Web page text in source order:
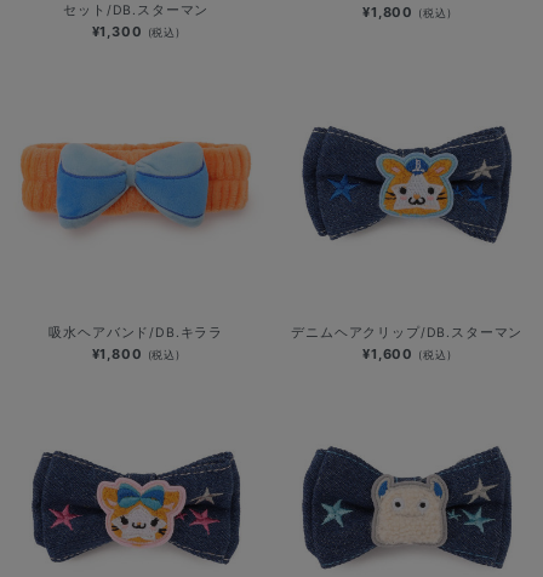
セット/DB.スターマン
¥1,300 (税込)
¥1,800 (税込)
吸水ヘアバンド/DB.キララ
¥1,800 (税込)
デニムヘアクリップ/DB.スターマン
¥1,600 (税込)